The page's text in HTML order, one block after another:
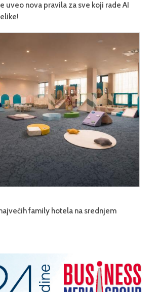
uveo nova pravila za sve koji rade AI
family hotela na srednjem